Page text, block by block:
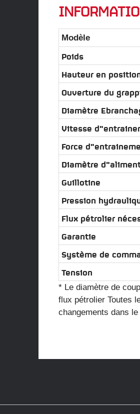
Modèle
Poids
Hauteur en
Ouverture du
Diamètre
Vitesse
Force
Diamètre
Guillotine
Pression
Flux pétrolier
Garantie
Système de
Tension
* Le diamètre de
flux pétrolier Toutes
changements dans